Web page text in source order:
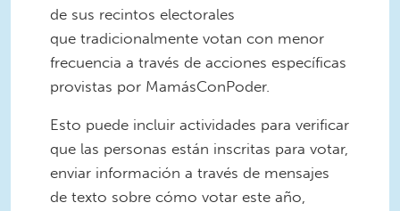
de sus recintos electorales
que tradicionalmente votan con menor
frecuencia a través de acciones específicas
provistas por MamásConPoder.
Esto puede incluir actividades para verificar
que las personas están inscritas para votar,
enviar información a través de mensajes
de texto sobre cómo votar este año,